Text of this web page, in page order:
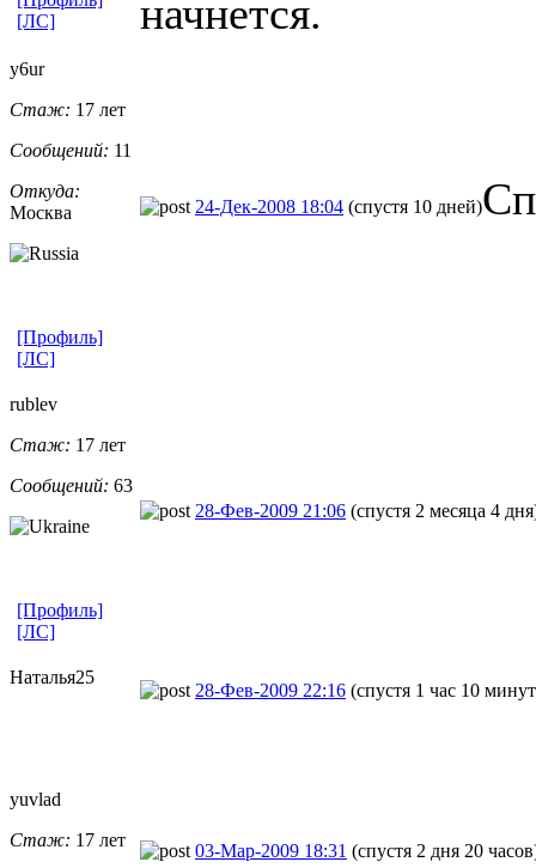
начнется.
[ЛС]
y6ur
Стаж: 17 лет
Сообщений: 11
Откуда:
Москва
24-Дек-2008 18:04 (спустя 10 дней)
[Профиль]
[ЛС]
rublev
Стаж: 17 лет
Сообщений: 63
28-Фев-2009 21:06 (спустя 2 месяца 4
[Профиль]
[ЛС]
Наталья25
28-Фев-2009 22:16 (спустя 1 час 10
yuvlad
Стаж: 17 лет
03-Мар-2009 18:31 (спустя 2 дня 20